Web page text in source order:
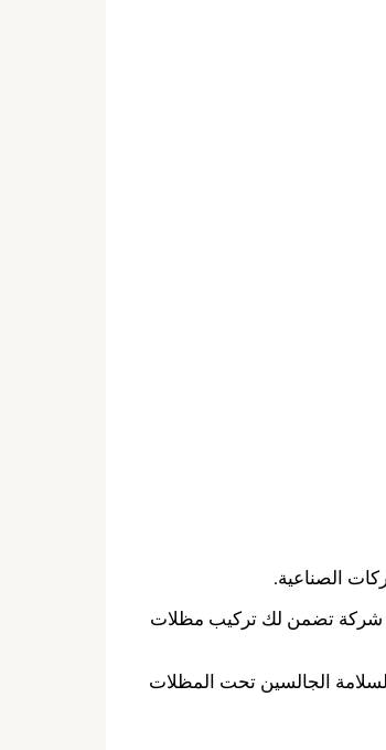
الصناعية.
شركة تضمن لك تركيب مظلات
الجالسين تحت المظلات